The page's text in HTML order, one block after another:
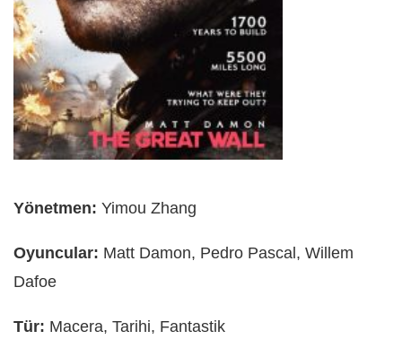
Yönetmen: Yimou Zhang
Oyuncular: Matt Damon, Pedro Pascal, Willem
Dafoe
Tür: Macera, Tarihi, Fantastik